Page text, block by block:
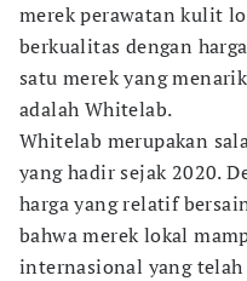
merek perawatan kulit
berkualitas dengan
satu merek yang
adalah Whitelab.
Whitelab merupakan
yang hadir sejak 2020.
harga yang relatif
bahwa merek lokal
internasional yang